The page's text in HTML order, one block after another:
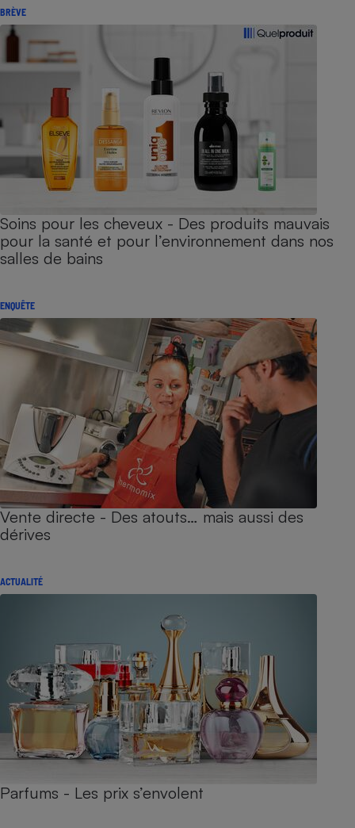
BRÈVE
Soins pour les cheveux - Des produits mauvais
pour la santé et pour l’environnement dans nos
salles de bains
ENQUÊTE
Vente directe - Des atouts… mais aussi des
dérives
ACTUALITÉ
Parfums - Les prix s’envolent